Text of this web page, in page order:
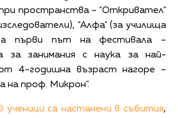
пространства – "Откривател"
"Алфа" (за училища
първи път на фестивала –
за занимания с наука за най-
4-годишна възраст нагоре –
на проф. Микрон".
са настанени в събития,